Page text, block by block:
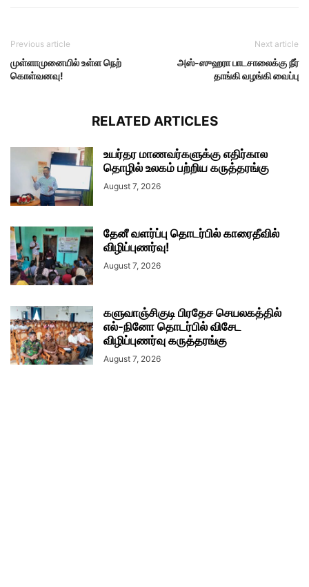
Previous article
முள்ளாமுனையில் உள்ள நெற்
கொள்வனவு!
Next article
அஸ்-ஸுஹரா பாடசாலைக்கு நீர்
தாங்கி வழங்கி வைப்பு
RELATED ARTICLES
உயர்தர மாணவர்களுக்கு எதிர்கால
தொழில் உலகம் பற்றிய கருத்தரங்கு
August 7, 2026
தேனீ வளர்ப்பு தொடர்பில் காரைதீவில்
விழிப்புணர்வு!
August 7, 2026
களுவாஞ்சிகுடி பிரதேச செயலகத்தில்
எல்-நினோ தொடர்பில் விசேட
விழிப்புணர்வு கருத்தரங்கு
August 7, 2026